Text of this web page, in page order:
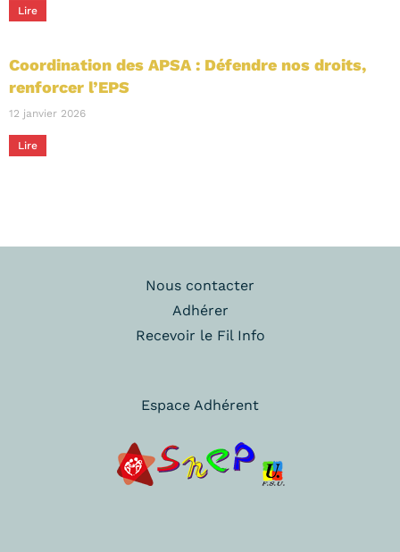
Lire
Coordination des APSA : Défendre nos droits,
renforcer l’EPS
12 janvier 2026
Lire
Nous contacter
Adhérer
Recevoir le Fil Info
Espace Adhérent